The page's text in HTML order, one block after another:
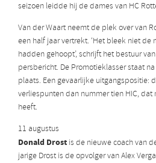
seizoen leidde hij de dames van HC
Van der Waart neemt de plek over van
een half jaar vertrekt. ‘Het bleek niet de
hadden gehoopt’, schrijft het bestuur
persbericht. De Promotieklasser staat
plaats. Een gevaarlijke uitgangspositie:
verliespunten dan nummer tien HIC,
heeft.
11 augustus
Donald Drost is de nieuwe coach van
jarige Drost is de opvolger van Alex